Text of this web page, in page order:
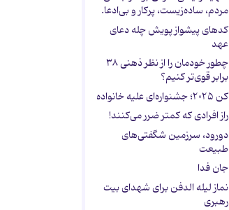
مردم، ساده‌زیست، پرکار و بی‌ادعا.
کدهای پیشواز پویش چله دعای
عهد
چطور خودمان را از نظر ذهنی ۳۸
برابر قوی‌تر کنیم؟
کن ۲۰۲۵؛ جشنواره‌ای علیه خانواده
راز افرادی که کمتر ضرر می‌کنند!
دورود، سرزمین شگفتی‌های
طبیعت
جان فدا
نماز لیله الدفن برای شهدای بیت
رهبری